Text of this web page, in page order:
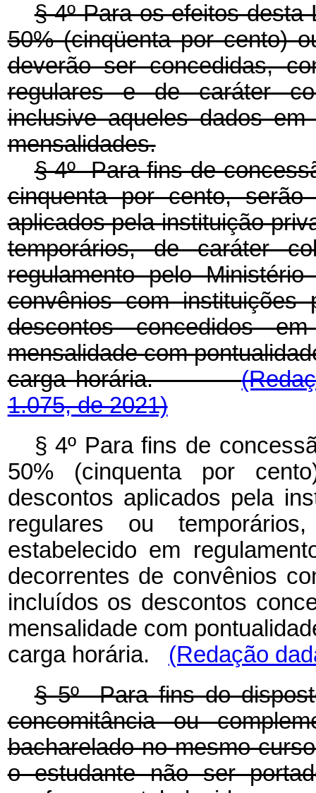
§ 4º Para os efeitos
50% (cinqüenta por cento)
deverão ser concedidas,
regulares e de caráter
inclusive aqueles dados
mensalidades.
§ 4º Para fins de
cinquenta por cento,
aplicados pela instituição
temporários, de caráter
regulamento pelo
convênios com
descontos concedidos
mensalidade com
carga horária.
1.075, de 2021)
§ 4º Para fins de
50% (cinquenta por
descontos aplicados pela
regulares ou
estabelecido em
decorrentes de convênios
incluídos os descontos
mensalidade com
carga horária.
(Redação
§ 5º Para fins do
concomitância ou
bacharelado no mesmo
o estudante não ser